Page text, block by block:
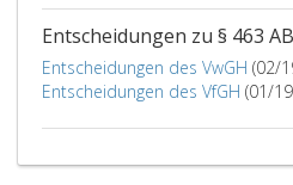
Entscheidungen zu § 463
Entscheidungen des VwGH (02/
Entscheidungen des VfGH (01/